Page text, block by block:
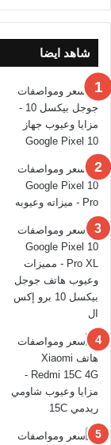
شاهد ايضا